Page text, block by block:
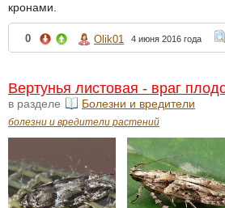
кронами.
0 Olik01 4 июня 2016 года
Вертунья листовая - враг
в разделе Болезни и вредители
болезни и вредители растений